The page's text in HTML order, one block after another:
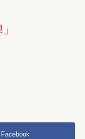
Facebook